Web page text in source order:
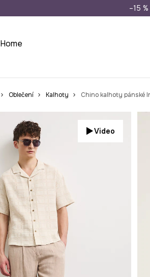
Doprava zdarma
–15
Home
Oblečení Kalhoty Chino kalhoty pánské
Video